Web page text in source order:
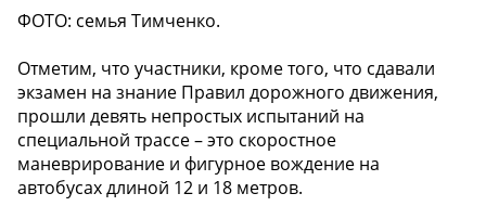
ФОТО: семья Тимченко.
Отметим, что участники, кроме того, что сдавали
экзамен на знание Правил дорожного движения,
прошли девять непростых испытаний на
специальной трассе – это скоростное
маневрирование и фигурное вождение на
автобусах длиной 12 и 18 метров.